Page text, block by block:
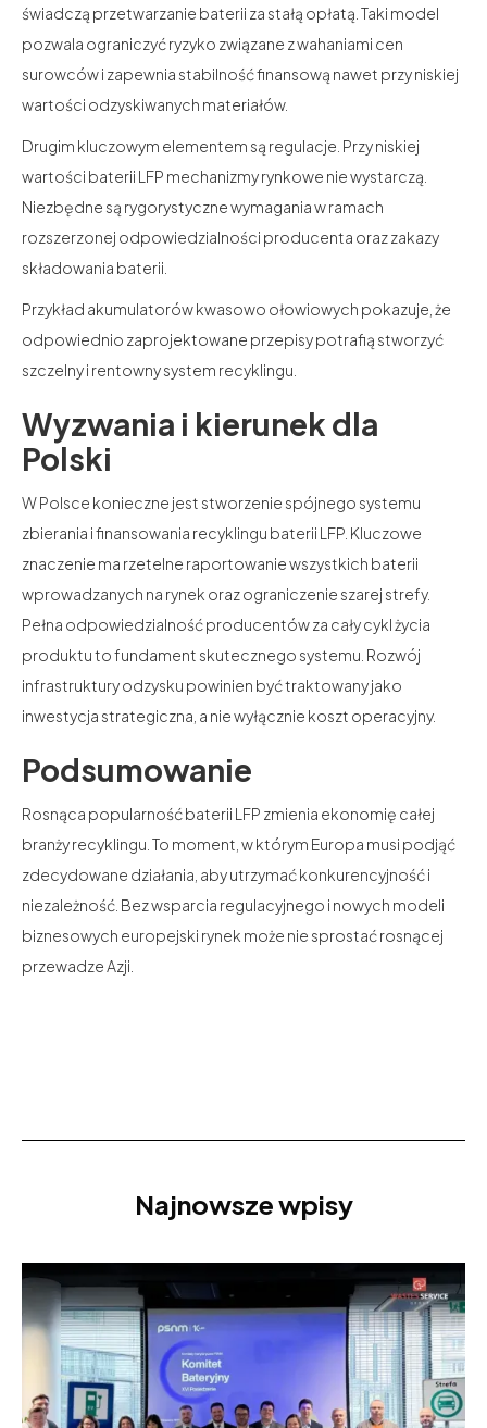
świadczą przetwarzanie baterii za stałą opłatą. Taki model
pozwala ograniczyć ryzyko związane z wahaniami cen
surowców i zapewnia stabilność finansową nawet przy niskiej
wartości odzyskiwanych materiałów.
Drugim kluczowym elementem są regulacje. Przy niskiej
wartości baterii LFP mechanizmy rynkowe nie wystarczą.
Niezbędne są rygorystyczne wymagania w ramach
rozszerzonej odpowiedzialności producenta oraz zakazy
składowania baterii.
Przykład akumulatorów kwasowo ołowiowych pokazuje, że
odpowiednio zaprojektowane przepisy potrafią stworzyć
szczelny i rentowny system recyklingu.
Wyzwania i kierunek dla
Polski
W Polsce konieczne jest stworzenie spójnego systemu
zbierania i finansowania recyklingu baterii LFP. Kluczowe
znaczenie ma rzetelne raportowanie wszystkich baterii
wprowadzanych na rynek oraz ograniczenie szarej strefy.
Pełna odpowiedzialność producentów za cały cykl życia
produktu to fundament skutecznego systemu. Rozwój
infrastruktury odzysku powinien być traktowany jako
inwestycja strategiczna, a nie wyłącznie koszt operacyjny.
Podsumowanie
Rosnąca popularność baterii LFP zmienia ekonomię całej
branży recyklingu. To moment, w którym Europa musi podjąć
zdecydowane działania, aby utrzymać konkurencyjność i
niezależność. Bez wsparcia regulacyjnego i nowych modeli
biznesowych europejski rynek może nie sprostać rosnącej
przewadze Azji.
Najnowsze wpisy